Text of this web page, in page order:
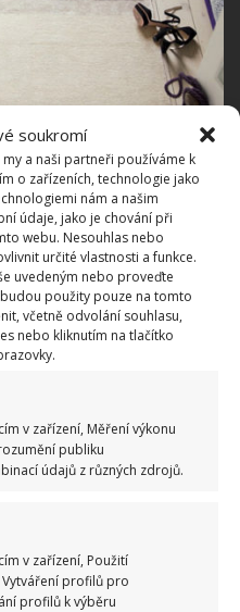
soukromí
a naši partneři používáme k
o zařízeních, technologie jako
nám a našim
údaje, jako je chování při
webu. Nesouhlas nebo
určité vlastnosti a funkce.
uvedeným nebo proveďte
použity pouze na tomto
včetně odvolání souhlasu,
nebo kliknutím na tlačítko
v zařízení, Měření výkonu
publiku
údajů z různých zdrojů.
v zařízení, Použití
profilů pro
profilů k výběru
vždy tak, aby
barva byla ve
apod. Směrem nahoru
ubírat. Není to složitá
pro barvy a zručnost.
pokud si netroufáte